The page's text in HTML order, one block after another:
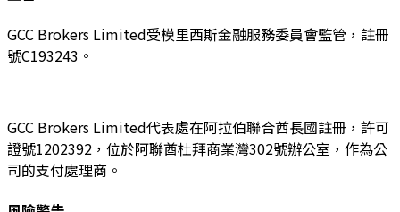
GCC Brokers Limited受模里西斯金融服務委員會監管，註冊
號C193243。
GCC Brokers Limited代表處在阿拉伯聯合酋長國註冊，許可
證號1202392，位於阿聯酋杜拜商業灣302號辦公室，作為公
司的支付處理商。